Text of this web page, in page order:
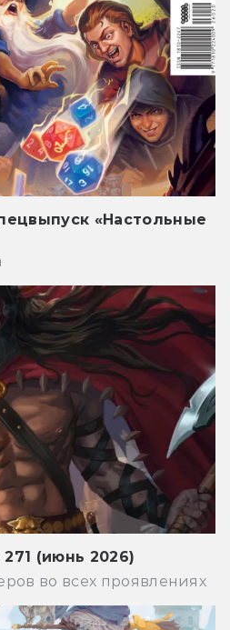
«Настольные
(июнь 2026)
во всех проявлениях